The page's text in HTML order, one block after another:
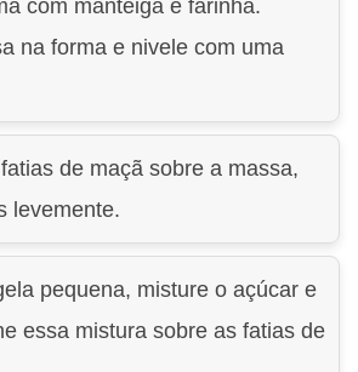
com manteiga e farinha.
na forma e nivele com uma
de maçã sobre a massa,
levemente.
pequena, misture o açúcar e
essa mistura sobre as fatias de